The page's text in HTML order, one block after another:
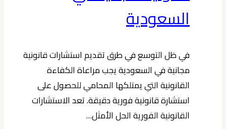
السعودية
في ظل التوسع في طرق تقديم استشارات قانونية
مجانية في السعودية يجب مراعاة الكفاءة
القانونية التي يمتلكها المحامي للحصول على
استشارة قانونية فورية دقيقة. تعد الاستشارات
القانونية الفورية الحل الأمثل…